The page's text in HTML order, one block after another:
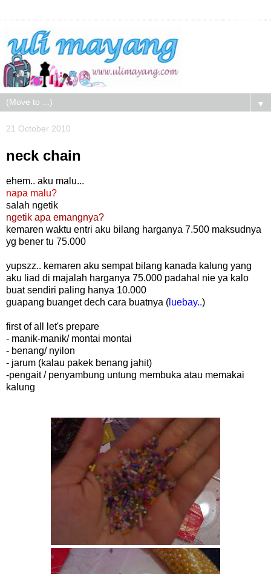
▼
21 October 2010
neck chain
ehem.. aku malu...
napa malu?
salah ngetik
ngetik apa emangnya?
kemaren waktu entri aku bilang harganya 7.500 maksudnya
yg bener tu 75.000
yupszz.. kemaren aku sempat bilang kanada kalung yang
aku liad di majalah harganya 75.000 padahal nie ya kalo
buat sendiri paling hanya 10.000
guapang buanget dech cara buatnya ( luebay..)
first of all let's prepare
- manik-manik/ montai montai
- benang/ nyilon
- jarum (kalau pakek benang jahit)
-pengait / penyambung untung membuka atau memakai
kalung